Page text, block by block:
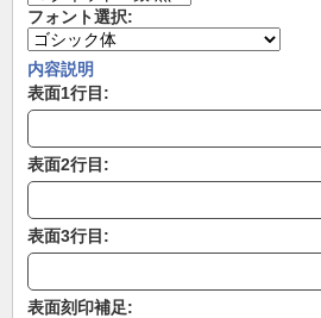
フォント選択:
内容説明
表面1行目:
表面2行目:
表面3行目:
表面刻印補足: